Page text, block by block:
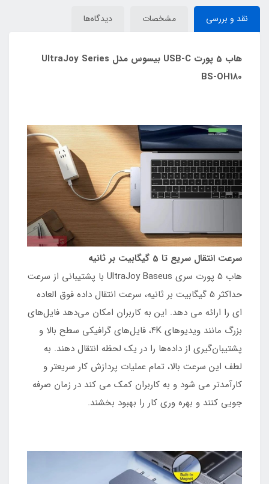
نقد و بررسی مشخصات دیدگاه‌ها
هاب 5 پورت USB-C بیسوس مدل UltraJoy Series
BS-OH180
سرعت انتقال سریع تا 5 گیگابیت بر ثانیه
هاب 5 پورت سری UltraJoy Baseus با پشتیبانی از سرعت
حداکثر 5 گیگابیت بر ثانیه، سرعت انتقال داده فوق العاده
ای را ارائه می دهد. این به کاربران امکان می‌دهد فایل‌های
بزرگ مانند ویدیوهای ۴K، فایل‌های گرافیکی سطح بالا و
پشتیبان‌گیری از داده‌ها را در یک لحظه انتقال دهند. به
لطف این سرعت بالا، تمام عملیات پردازش کار سریعتر و
کارآمدتر می شود و به کاربران کمک می کند در زمان صرفه
جویی کنند و بهره وری کار را بهبود بخشند.